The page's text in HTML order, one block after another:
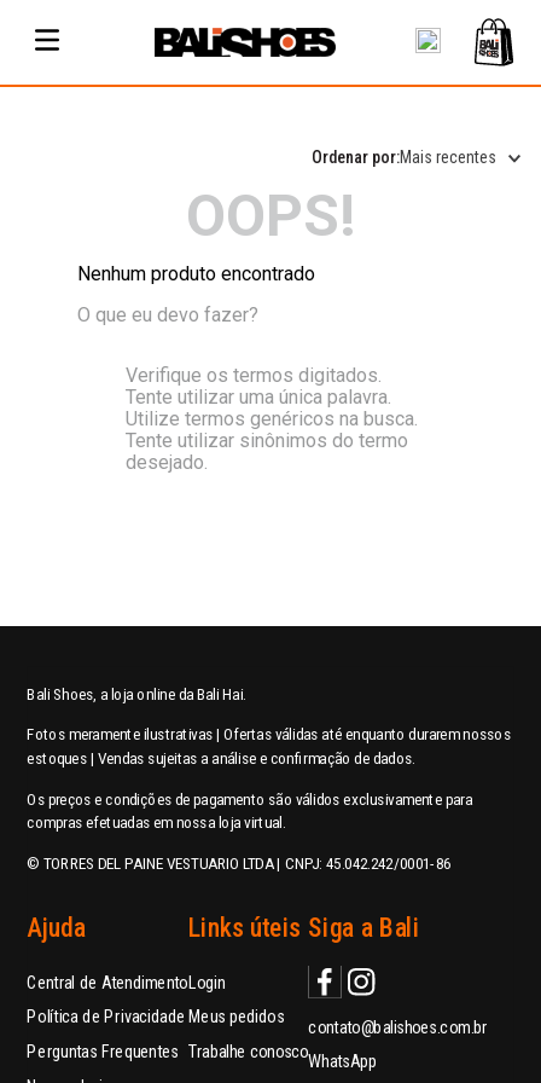
Mais recentes
OOPS!
Nenhum produto encontrado
O que eu devo fazer?
Verifique os termos digitados.
Tente utilizar uma única palavra.
Utilize termos genéricos na busca.
Tente utilizar sinônimos do termo
desejado.
Bali Shoes, a loja online da Bali Hai.
Fotos meramente ilustrativas | Ofertas válidas até enquanto durarem nossos
estoques | Vendas sujeitas a análise e confirmação de dados.
Os preços e condições de pagamento são válidos exclusivamente para
compras efetuadas em nossa loja virtual.
© TORRES DEL PAINE VESTUARIO LTDA | CNPJ: 45.042.242/0001-86
Ajuda
Central de Atendimento
Política de Privacidade
Perguntas Frequentes
Links úteis
Login
Meus pedidos
Trabalhe conosco
Siga a Bali
contato@balishoes.com.br
WhatsApp